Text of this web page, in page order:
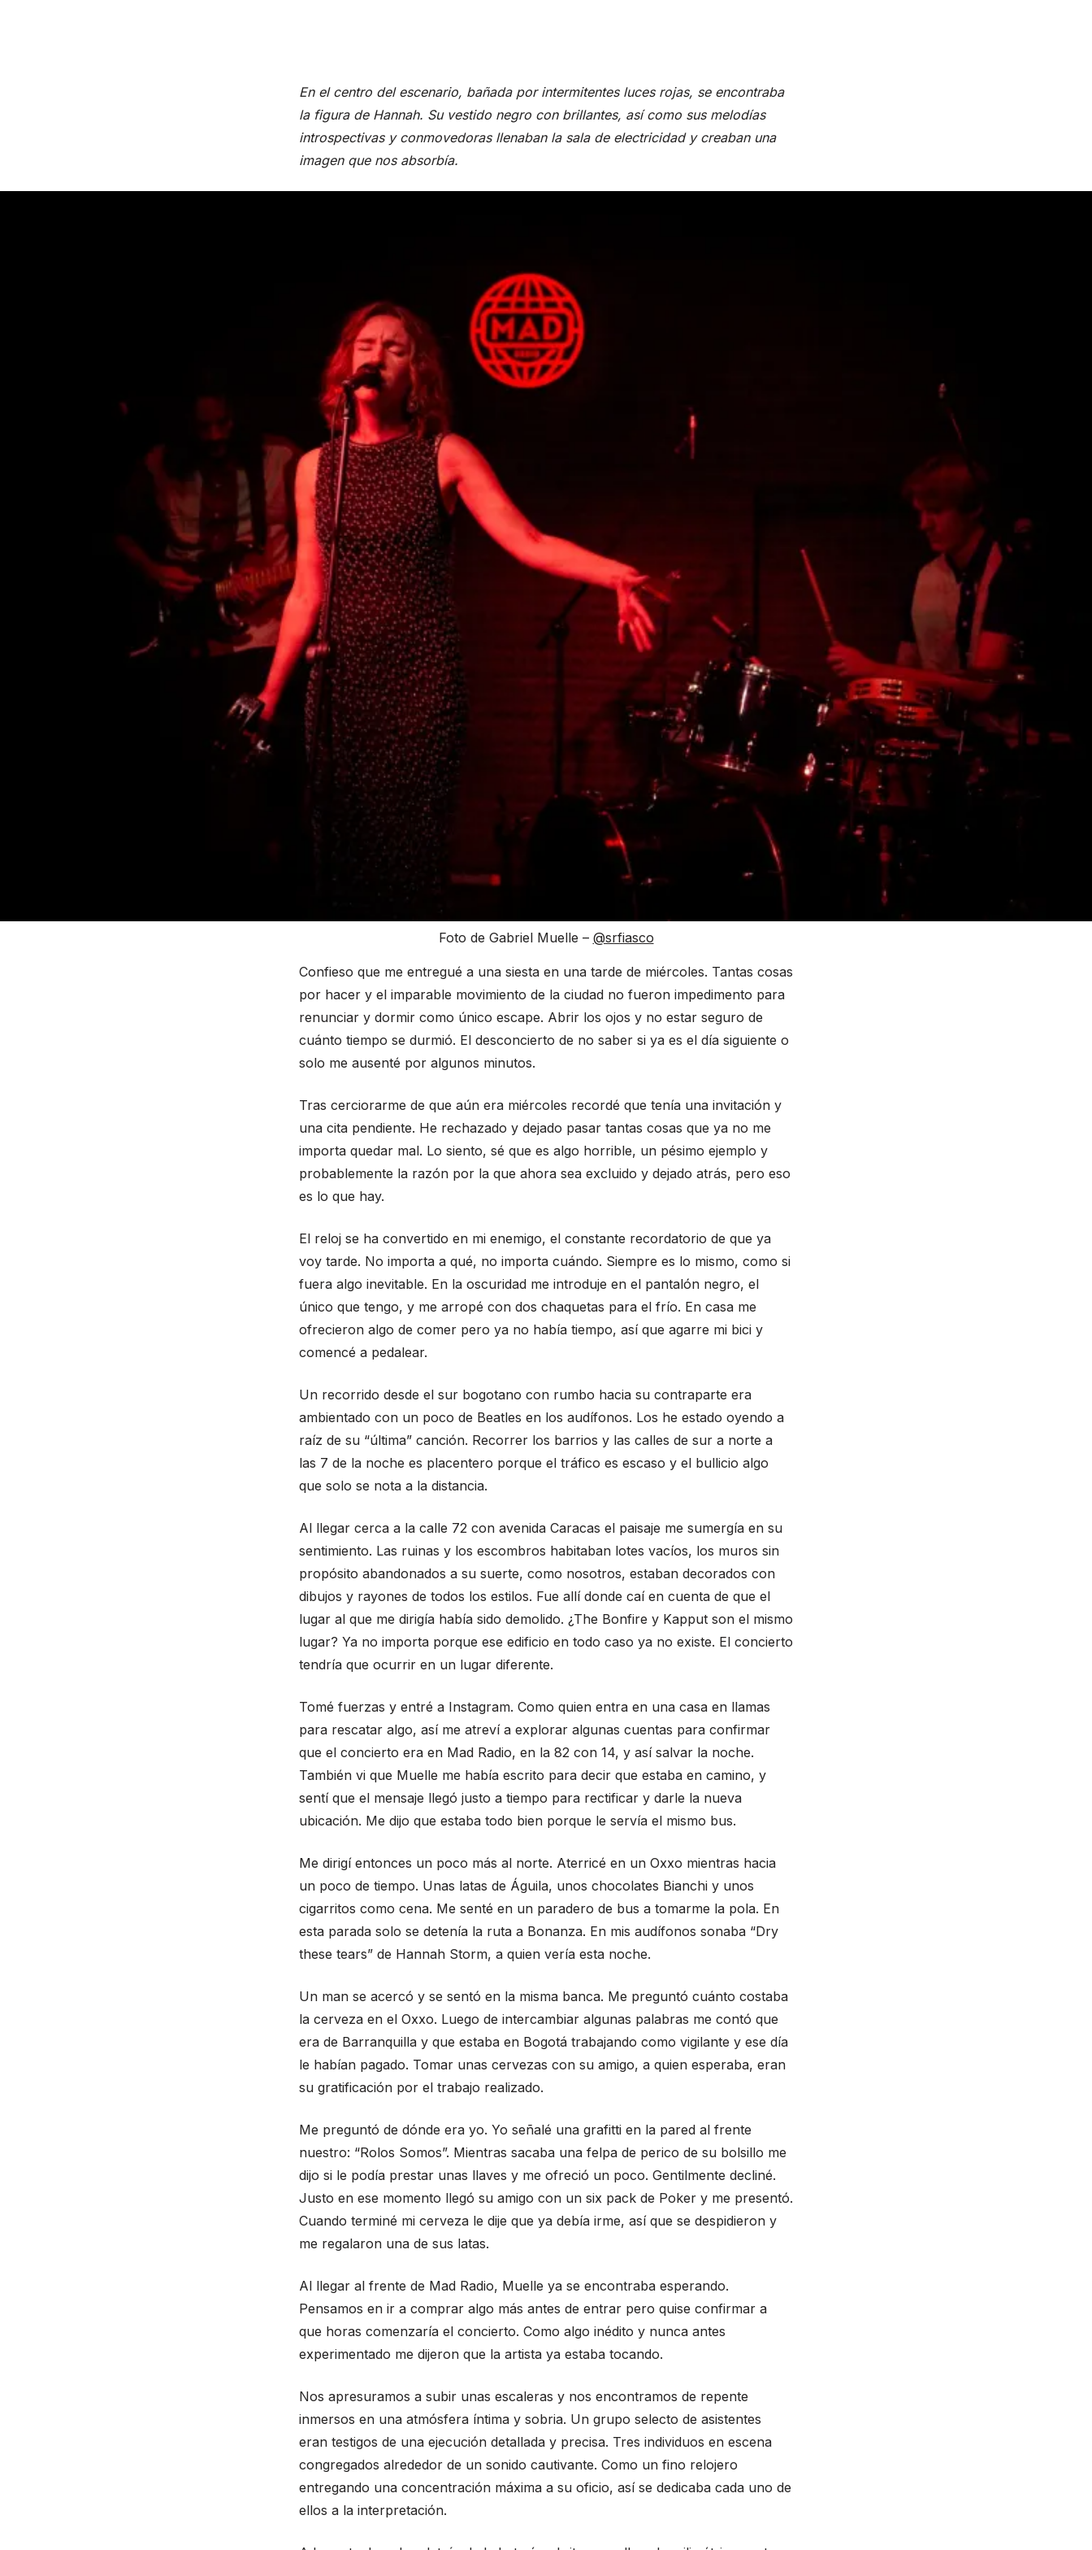
En el centro del escenario, bañada por intermitentes luces rojas, se encontraba
la figura de Hannah. Su vestido negro con brillantes, así como sus melodías
introspectivas y conmovedoras llenaban la sala de electricidad y creaban una
imagen que nos absorbía.
Foto de Gabriel Muelle – @srfiasco
Confieso que me entregué a una siesta en una tarde de miércoles. Tantas cosas
por hacer y el imparable movimiento de la ciudad no fueron impedimento para
renunciar y dormir como único escape. Abrir los ojos y no estar seguro de
cuánto tiempo se durmió. El desconcierto de no saber si ya es el día siguiente o
solo me ausenté por algunos minutos.
Tras cerciorarme de que aún era miércoles recordé que tenía una invitación y
una cita pendiente. He rechazado y dejado pasar tantas cosas que ya no me
importa quedar mal. Lo siento, sé que es algo horrible, un pésimo ejemplo y
probablemente la razón por la que ahora sea excluido y dejado atrás, pero eso
es lo que hay.
El reloj se ha convertido en mi enemigo, el constante recordatorio de que ya
voy tarde. No importa a qué, no importa cuándo. Siempre es lo mismo, como si
fuera algo inevitable. En la oscuridad me introduje en el pantalón negro, el
único que tengo, y me arropé con dos chaquetas para el frío. En casa me
ofrecieron algo de comer pero ya no había tiempo, así que agarre mi bici y
comencé a pedalear.
Un recorrido desde el sur bogotano con rumbo hacia su contraparte era
ambientado con un poco de Beatles en los audífonos. Los he estado oyendo a
raíz de su “última” canción. Recorrer los barrios y las calles de sur a norte a
las 7 de la noche es placentero porque el tráfico es escaso y el bullicio algo
que solo se nota a la distancia.
Al llegar cerca a la calle 72 con avenida Caracas el paisaje me sumergía en su
sentimiento. Las ruinas y los escombros habitaban lotes vacíos, los muros sin
propósito abandonados a su suerte, como nosotros, estaban decorados con
dibujos y rayones de todos los estilos. Fue allí donde caí en cuenta de que el
lugar al que me dirigía había sido demolido. ¿The Bonfire y Kapput son el mismo
lugar? Ya no importa porque ese edificio en todo caso ya no existe. El concierto
tendría que ocurrir en un lugar diferente.
Tomé fuerzas y entré a Instagram. Como quien entra en una casa en llamas
para rescatar algo, así me atreví a explorar algunas cuentas para confirmar
que el concierto era en Mad Radio, en la 82 con 14, y así salvar la noche.
También vi que Muelle me había escrito para decir que estaba en camino, y
sentí que el mensaje llegó justo a tiempo para rectificar y darle la nueva
ubicación. Me dijo que estaba todo bien porque le servía el mismo bus.
Me dirigí entonces un poco más al norte. Aterricé en un Oxxo mientras hacia
un poco de tiempo. Unas latas de Águila, unos chocolates Bianchi y unos
cigarritos como cena. Me senté en un paradero de bus a tomarme la pola. En
esta parada solo se detenía la ruta a Bonanza. En mis audífonos sonaba “Dry
these tears” de Hannah Storm, a quien vería esta noche.
Un man se acercó y se sentó en la misma banca. Me preguntó cuánto costaba
la cerveza en el Oxxo. Luego de intercambiar algunas palabras me contó que
era de Barranquilla y que estaba en Bogotá trabajando como vigilante y ese día
le habían pagado. Tomar unas cervezas con su amigo, a quien esperaba, eran
su gratificación por el trabajo realizado.
Me preguntó de dónde era yo. Yo señalé una grafitti en la pared al frente
nuestro: “Rolos Somos”. Mientras sacaba una felpa de perico de su bolsillo me
dijo si le podía prestar unas llaves y me ofreció un poco. Gentilmente decliné.
Justo en ese momento llegó su amigo con un six pack de Poker y me presentó.
Cuando terminé mi cerveza le dije que ya debía irme, así que se despidieron y
me regalaron una de sus latas.
Al llegar al frente de Mad Radio, Muelle ya se encontraba esperando.
Pensamos en ir a comprar algo más antes de entrar pero quise confirmar a
que horas comenzaría el concierto. Como algo inédito y nunca antes
experimentado me dijeron que la artista ya estaba tocando.
Nos apresuramos a subir unas escaleras y nos encontramos de repente
inmersos en una atmósfera íntima y sobria. Un grupo selecto de asistentes
eran testigos de una ejecución detallada y precisa. Tres individuos en escena
congregados alrededor de un sonido cautivante. Como un fino relojero
entregando una concentración máxima a su oficio, así se dedicaba cada uno de
ellos a la interpretación.